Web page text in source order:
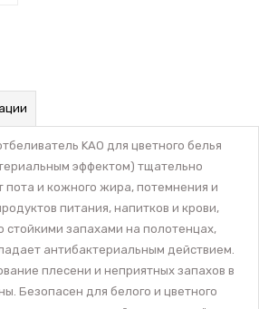
KAO для цветного белья
эффектом) тщательно
пота и кожного жира, потемнения и
питания, напитков и крови,
стойкими запахами на полотенцах,
антибактериальным действием.
плесени и неприятных запахов в
Безопасен для белого и цветного